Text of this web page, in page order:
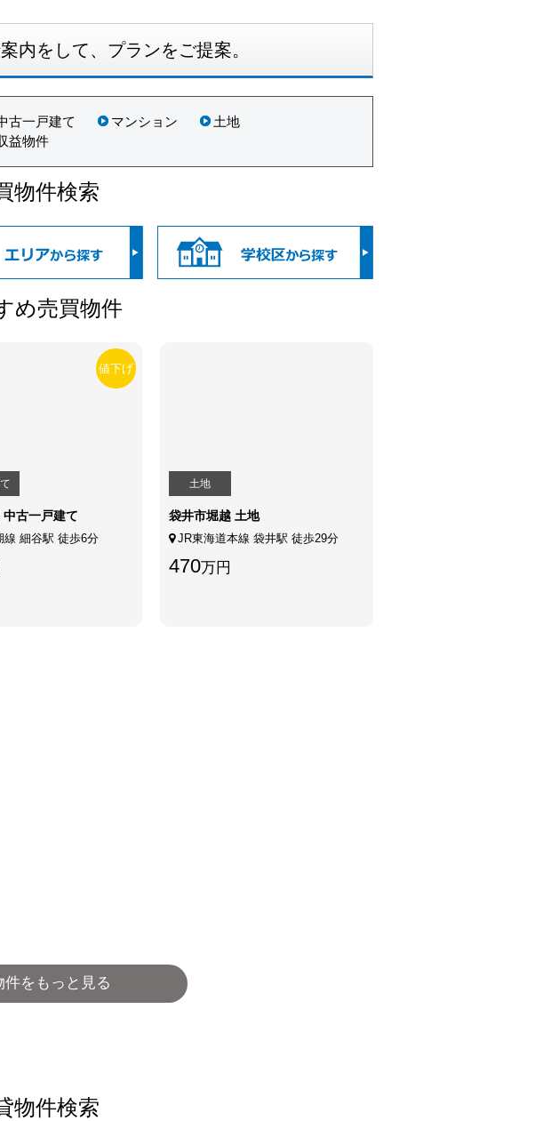
内をして、プランをご提案。
古一戸建て マンション
土地
益物件
物件検索
め売買物件
古一戸建て
線 細谷駅 徒歩6分
値下げ
土地
袋井市堀越 土地
JR東海道本線 袋井駅 徒歩29分
470万円
件をもっと見る
物件検索